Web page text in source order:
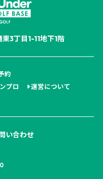
3丁目1-11地下1階
約
プロ
運営について
い合わせ